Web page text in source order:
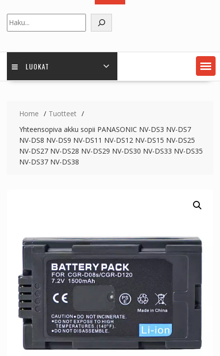
LUOKAT
Home
Tuotteet
Yhteensopiva akku sopii PANASONIC NV-DS3 NV-DS7
NV-DS8 NV-DS9 NV-DS11 NV-DS12 NV-DS15 NV-DS25
NV-DS27 NV-DS28 NV-DS29 NV-DS30 NV-DS33 NV-DS35
NV-DS37 NV-DS38